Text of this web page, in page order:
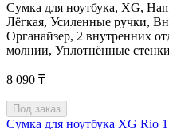
Сумка для ноутбука, XG,
Лёгкая, Усиленные ручки,
Органайзер, 2 внутренних
молнии, Уплотнённые
8 090 ₸
Под заказ
Сумка для ноутбука XG Rio